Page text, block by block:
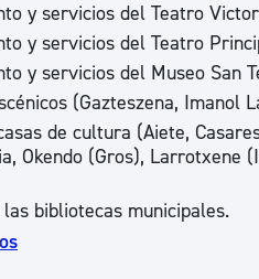
y servicios del Teatro
y servicios del Teatro
y servicios del Museo San
(Gazteszena,
de cultura (Aiete,
Okendo (Gros),
bibliotecas municipales.